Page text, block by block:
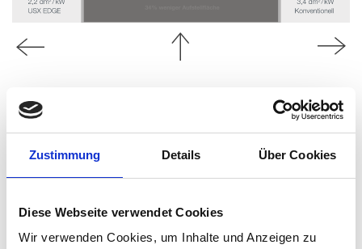
Zustimmung Details Über Cookies
Diese Webseite verwendet Cookies
Wir verwenden Cookies, um Inhalte und Anzeigen zu
Chiller Smart Feature: Platz­
sparendes X-Design